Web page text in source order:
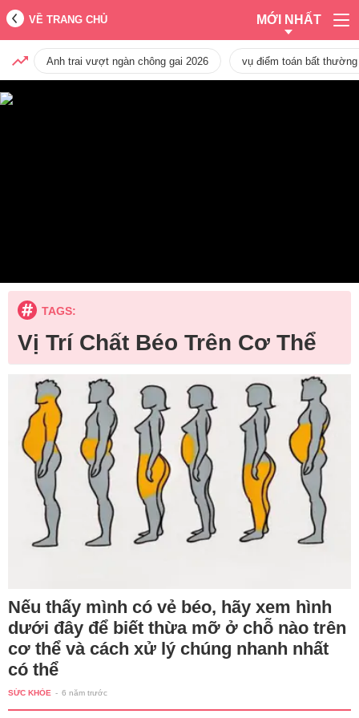
VỀ TRANG CHỦ MỚI NHẤT
Anh trai vượt ngàn chông gai 2026 vụ điểm toán bất
TAGS:
Vị Trí Chất Béo Trên Cơ Thể
Nếu thấy mình có vẻ béo, hãy xem hình
dưới đây để biết thừa mỡ ở chỗ nào trên
cơ thể và cách xử lý chúng nhanh nhất
có thể
SỨC KHỎE - 6 năm trước